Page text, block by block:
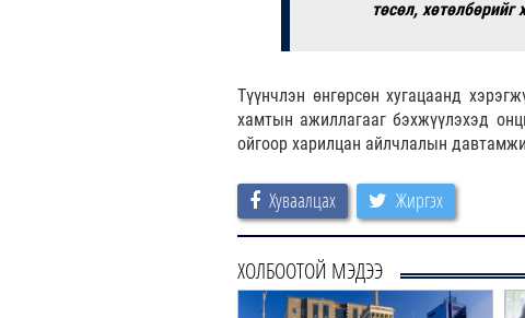
төсөл, хөтөлбөрийг
Түүнчлэн өнгөрсөн хугацаанд
хамтын ажиллагааг бэхжүүлэхэд
ойгоор харилцан айлчлалын
Хуваалцах Жиргэх
ХОЛБООТОЙ МЭДЭЭ